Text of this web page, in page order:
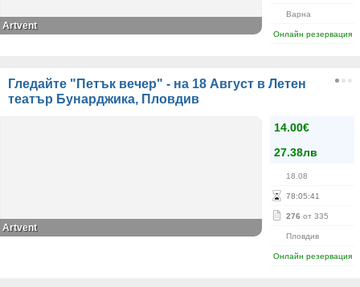
Варна
Онлайн резервация
Artvent
Гледайте "Петък вечер" - на 18 Август в Летен
театър Бунарджика, Пловдив
14.00€
27.38лв
18.08
78:05:41
276 от 335
Пловдив
Онлайн резервация
Аrtvent